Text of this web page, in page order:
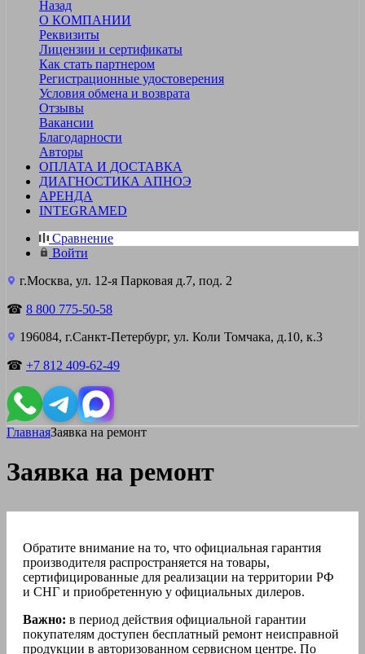
Назад
О КОМПАНИИ
Реквизиты
Лицензии и сертификаты
Как стать партнером
Регистрационные удостоверения
Условия обмена и возврата
Отзывы
Вакансии
Благодарности
Авторы
ОПЛАТА И ДОСТАВКА
ДИАГНОСТИКА АПНОЭ
АРЕНДА
INTEGRAMED
Сравнение
Войти
г.Москва, ул. 12-я Парковая д.7, под. 2
☎ 8 800 775-50-58
196084, г.Санкт-Петербург, ул. Коли Томчака, д.10, к.3
☎ +7 812 409-62-49
ГлавнаяЗаявка на ремонт
Заявка на ремонт
Обратите внимание на то, что официальная гарантия
производителя распространяется на товары,
сертифицированные для реализации на территории РФ
и СНГ и приобретенную у официальных дилеров.
Важно: в период действия официальной гарантии
покупателям доступен бесплатный ремонт неисправной
продукции в авторизованном сервисном центре. По